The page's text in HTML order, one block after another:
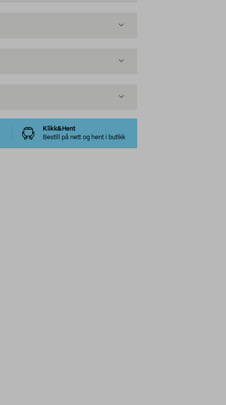
Klikk&Hent
Bestill på nett og hent i butikk